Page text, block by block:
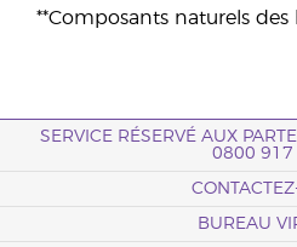
**Composants naturels des
SERVICE RÉSERVÉ AUX
0800 917
BUREAU